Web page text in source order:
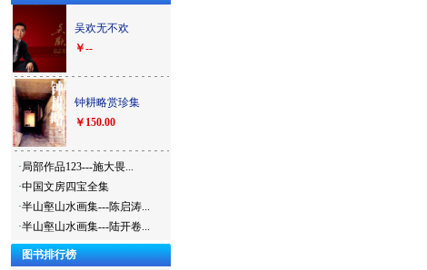
吴欢无不欢
￥--
钟耕略赏珍集
￥150.00
·局部作品123---施大畏...
·中国文房四宝全集
·半山壑山水画集---陈启涛...
·半山壑山水画集---陆开卷...
图书排行榜